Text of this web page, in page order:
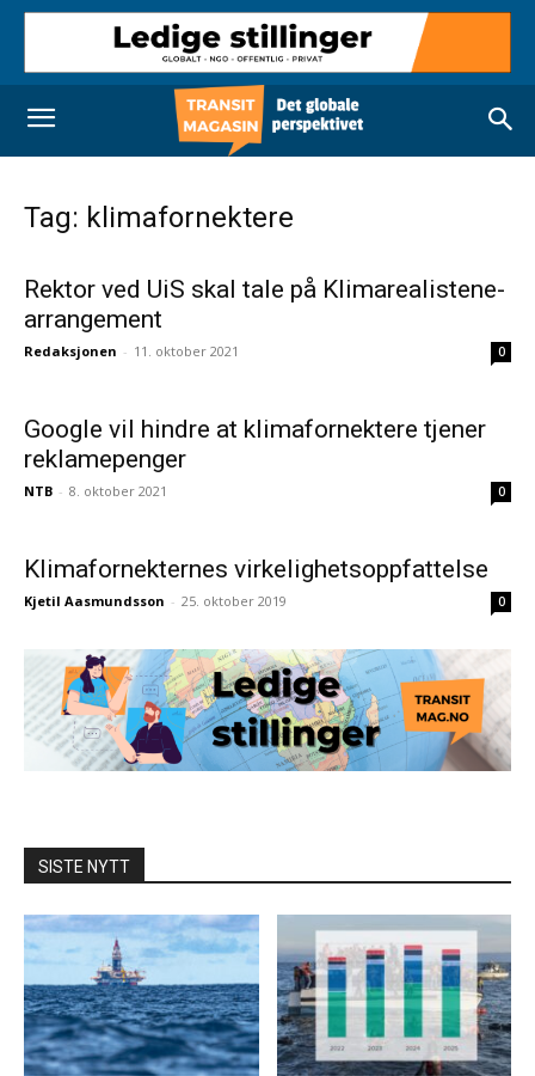
Tag: klimafornektere
Rektor ved UiS skal tale på Klimarealistene-
arrangement
Redaksjonen - 11. oktober 2021 0
Google vil hindre at klimafornektere tjener
reklamepenger
NTB - 8. oktober 2021 0
Klimafornekternes virkelighetsoppfattelse
Kjetil Aasmundsson - 25. oktober 2019 0
SISTE NYTT